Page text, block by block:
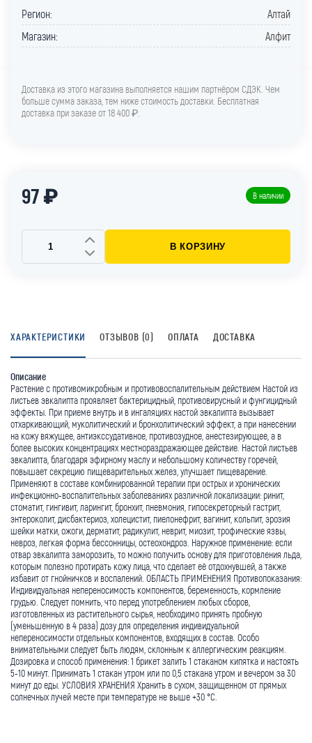
Регион:
Алтай
Магазин:
Алфит
Доставка из этого магазина выполняется нашим партнёром СДЭК. Чем
больше сумма заказа, тем ниже стоимость доставки. Бесплатная
доставка при заказе от 18 400 ₽.
97 ₽ В наличии
В КОРЗИНУ
ХАРАКТЕРИСТИКИ ОТЗЫВОВ (0) ОПЛАТА ДОСТАВКА
Описание
Растение с противомикробным и противовоспалительным действием Настой из
листьев эвкалипта проявляет бактерицидный, противовирусный и фунгицидный
эффекты. При приеме внутрь и в ингаляциях настой эвкалипта вызывает
отхаркивающий, муколитический и бронхолитический эффект, а при нанесении
на кожу вяжущее, антиэкссудативное, противозудное, анестезирующее, а в
более высоких концентрациях местнораздражающее действие. Настой листьев
эвкалипта, благодаря эфирному маслу и небольшому количеству горечей,
повышает секрецию пищеварительных желез, улучшает пищеварение.
Применяют в составе комбинированной терапии при острых и хронических
инфекционно-воспалительных заболеваниях различной локализации: ринит,
стоматит, гингивит, ларингит, бронхит, пневмония, гипосекреторный гастрит,
энтероколит, дисбактериоз, холецистит, пиелонефрит, вагинит, кольпит, эрозия
шейки матки, ожоги, дерматит, радикулит, неврит, миозит, трофические язвы,
невроз, легкая форма бессонницы, остеохондроз. Наружное применение: если
отвар эвкалипта заморозить, то можно получить основу для приготовления льда,
которым полезно протирать кожу лица, что сделает её отдохнувшей, а также
избавит от гнойничков и воспалений. ОБЛАСТЬ ПРИМЕНЕНИЯ Противопоказания:
Индивидуальная непереносимость компонентов, беременность, кормление
грудью. Следует помнить, что перед употреблением любых сборов,
изготовленных из растительного сырья, необходимо принять пробную
(уменьшенную в 4 раза) дозу для определения индивидуальной
непереносимости отдельных компонентов, входящих в состав. Особо
внимательными следует быть людям, склонным к аллергическим реакциям.
Дозировка и способ применения: 1 брикет залить 1 стаканом кипятка и настоять
5-10 минут. Принимать 1 стакан утром или по 0,5 стакана утром и вечером за 30
минут до еды. УСЛОВИЯ ХРАНЕНИЯ Хранить в сухом, защищенном от прямых
солнечных лучей месте при температуре не выше +30 °С.